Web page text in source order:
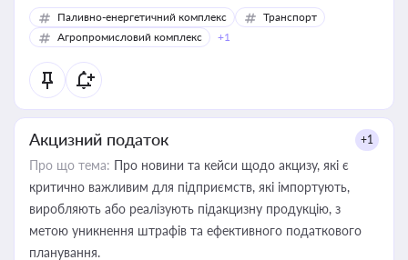
Паливно-енергетичний комплекс
Транспорт
Агропромисловий комплекс
+1
Акцизний податок +1
Про що тема: Про новини та кейси щодо акцизу, які є
критично важливим для підприємств, які імпортують,
виробляють або реалізують підакцизну продукцію, з
метою уникнення штрафів та ефективного податкового
планування.